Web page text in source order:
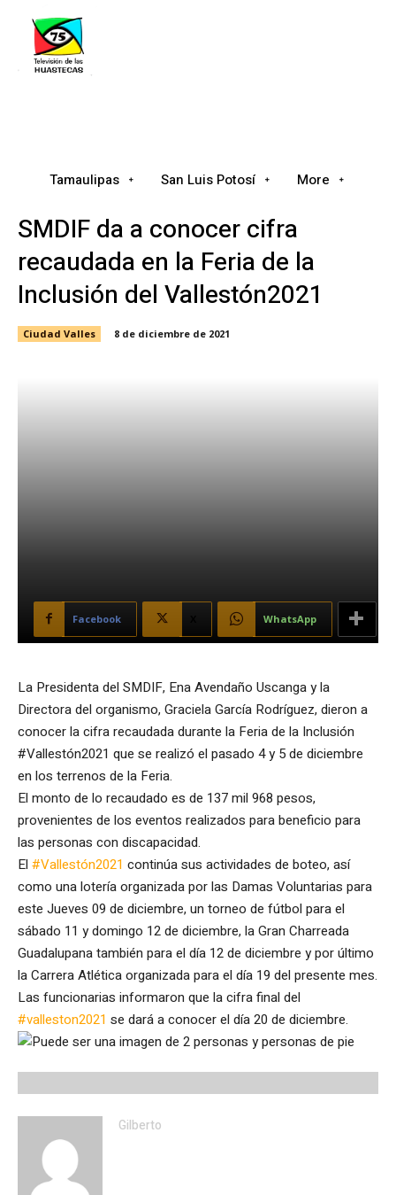
Tamaulipas San Luis Potosí More
SMDIF da a conocer cifra
recaudada en la Feria de la
Inclusión del Vallestón2021
Ciudad Valles 8 de diciembre de 2021
Facebook WhatsApp
La Presidenta del SMDIF, Ena Avendaño Uscanga y la
Directora del organismo, Graciela García Rodríguez, dieron a
conocer la cifra recaudada durante la Feria de la Inclusión
#Vallestón2021 que se realizó el pasado 4 y 5 de diciembre
en los terrenos de la Feria.
El monto de lo recaudado es de 137 mil 968 pesos,
provenientes de los eventos realizados para beneficio para
las personas con discapacidad.
El #Vallestón2021 continúa sus actividades de boteo, así
como una lotería organizada por las Damas Voluntarias para
este Jueves 09 de diciembre, un torneo de fútbol para el
sábado 11 y domingo 12 de diciembre, la Gran Charreada
Guadalupana también para el día 12 de diciembre y por último
la Carrera Atlética organizada para el día 19 del presente mes.
Las funcionarias informaron que la cifra final del
#valleston2021 se dará a conocer el día 20 de diciembre.
Gilberto